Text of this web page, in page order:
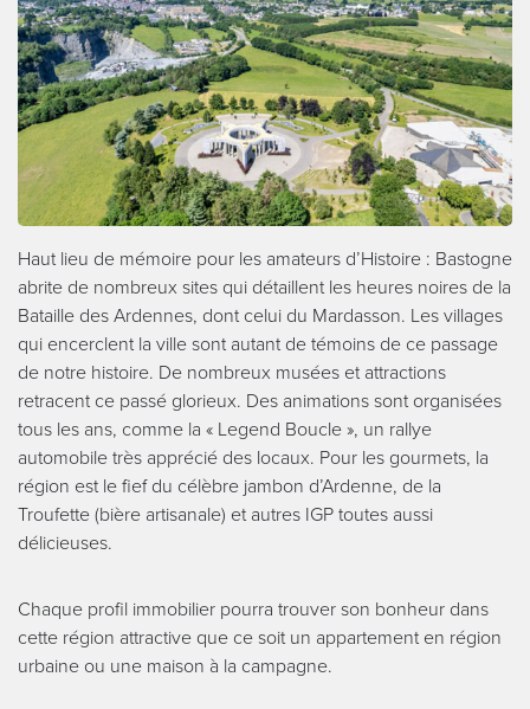
Haut lieu de mémoire pour les amateurs d’Histoire : Bastogne
abrite de nombreux sites qui détaillent les heures noires de la
Bataille des Ardennes, dont celui du Mardasson. Les villages
qui encerclent la ville sont autant de témoins de ce passage
de notre histoire. De nombreux musées et attractions
retracent ce passé glorieux. Des animations sont organisées
tous les ans, comme la « Legend Boucle », un rallye
automobile très apprécié des locaux. Pour les gourmets, la
région est le fief du célèbre jambon d’Ardenne, de la
Troufette (bière artisanale) et autres IGP toutes aussi
délicieuses.
Chaque profil immobilier pourra trouver son bonheur dans
cette région attractive que ce soit un appartement en région
urbaine ou une maison à la campagne.